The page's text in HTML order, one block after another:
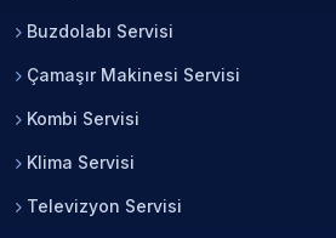
Buzdolabı Servisi
Çamaşır Makinesi Servisi
Kombi Servisi
Klima Servisi
Televizyon Servisi